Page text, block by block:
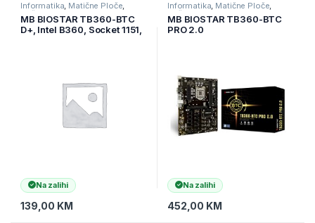
Informatika, Matične Ploče,
Računarske Komponente
MB BIOSTAR TB360-BTC
D+, Intel B360, Socket 1151,
Na zalihi
139,00 KM
Informatika, Matične Ploče,
Računarske Komponente
MB BIOSTAR TB360-BTC
PRO 2.0
Na zalihi
452,00 KM